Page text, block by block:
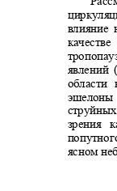
явлений
зрения
ясном